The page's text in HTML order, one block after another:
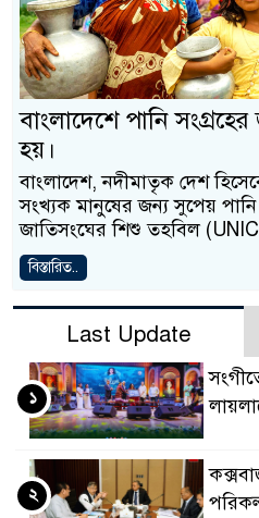
বাংলাদেশে পানি
হয়।
বাংলাদেশ, নদীমাতৃক দেশ
সংখ্যক মানুষের জন্য সুপেয়
জাতিসংঘের শিশু তহবিল
বিস্তারিত..
Last Update
১
২